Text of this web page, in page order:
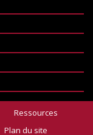
Ressources
Plan du site